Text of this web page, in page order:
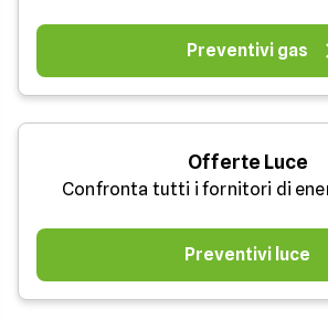
Preventivi gas
Offerte Luce
Confronta tutti i fornitori di
Preventivi luce